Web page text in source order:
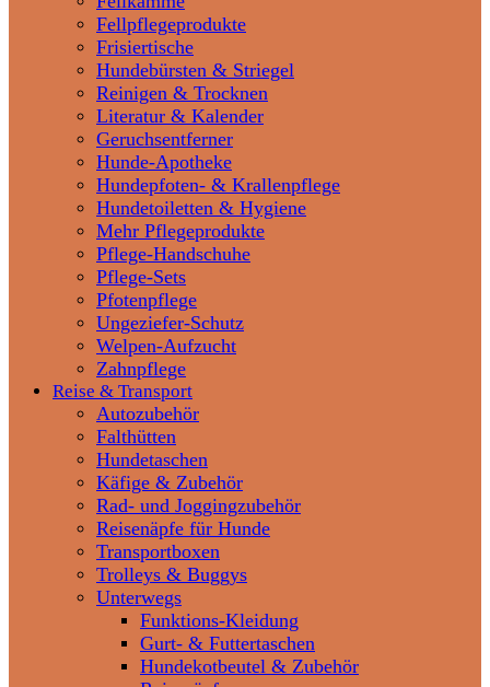
Fellpflegeprodukte
Frisiertische
Hundebürsten & Striegel
Reinigen & Trocknen
Literatur & Kalender
Geruchsentferner
Hunde-Apotheke
Hundepfoten- & Krallenpflege
Hundetoiletten & Hygiene
Mehr Pflegeprodukte
Pflege-Handschuhe
Pflege-Sets
Pfotenpflege
Ungeziefer-Schutz
Welpen-Aufzucht
Zahnpflege
Reise & Transport
Autozubehör
Falthütten
Hundetaschen
Käfige & Zubehör
Rad- und Joggingzubehör
Reisenäpfe für Hunde
Transportboxen
Trolleys & Buggys
Unterwegs
Funktions-Kleidung
Gurt- & Futtertaschen
Hundekotbeutel & Zubehör